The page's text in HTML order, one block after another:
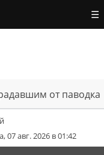
☰
от паводка
07 авг. 2026 в 01:42